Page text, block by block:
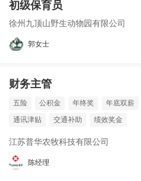
初级保育员
徐州九顶山野生动物园有限公司
郭女士
财务主管
五险 公积金 年终奖 年底双薪
通讯津贴 交通补助 绩效奖金
江苏普华农牧科技有限公司
陈经理